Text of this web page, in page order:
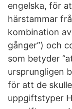
engelska, för
härstammar
kombination
gånger”) och
som betyder
ursprungligen
för att de
uppgiftstyper